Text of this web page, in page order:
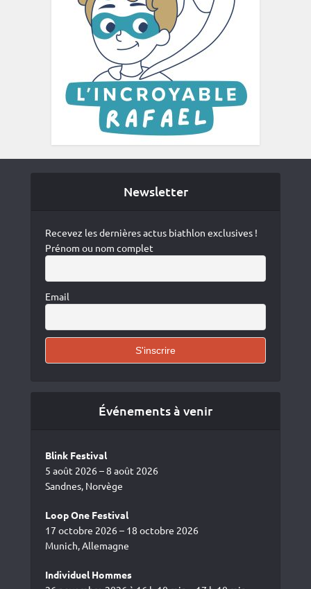
Newsletter
Recevez les dernières actus biathlon exclusives !
Prénom ou nom complet
Email
Événements à venir
Blink Festival
5 août 2026 – 8 août 2026
Sandnes, Norvège
Loop One Festival
17 octobre 2026 – 18 octobre 2026
Munich, Allemagne
Individuel Hommes